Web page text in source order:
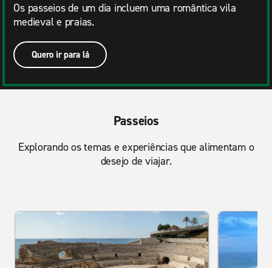
Os passeios de um dia incluem uma romântica vila
medieval e praias.
Quero ir para lá
Passeios
Explorando os temas e experiências que alimentam o
desejo de viajar.